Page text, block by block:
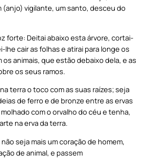
(anjo) vigilante, um santo, desceu do
forte: Deitai abaixo esta árvore, cortai-
lhe cair as folhas e atirai para longe os
animais, que estão debaixo dela, e as
os seus ramos.
terra o toco com as suas raízes; seja
de ferro e de bronze entre as ervas
com o orvalho do céu e tenha,
na erva da terra.
seja mais um coração de homem,
de animal, e passem